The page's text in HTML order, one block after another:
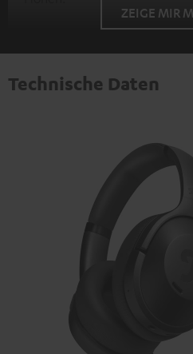
ZEIGE MIR
Technische Daten